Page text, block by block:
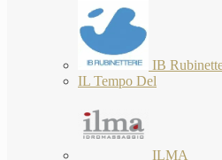
IB
IL Tempo Del
ILMA